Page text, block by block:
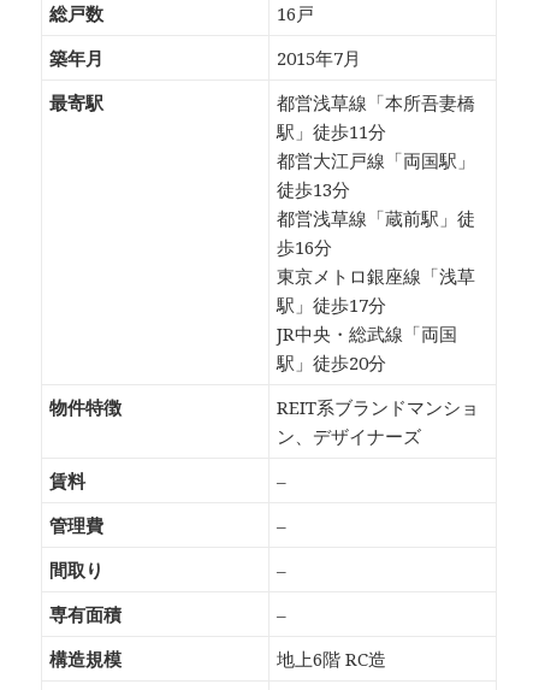
総戸数
16戸
築年月
2015年7月
最寄駅
都営浅草線「本所吾妻橋
駅」徒歩11分
都営大江戸線「両国駅」
徒歩13分
都営浅草線「蔵前駅」徒
歩16分
東京メトロ銀座線「浅草
駅」徒歩17分
JR中央・総武線「両国
駅」徒歩20分
物件特徴
REIT系ブランドマンショ
ン、デザイナーズ
賃料
–
管理費
–
間取り
–
専有面積
–
構造規模
地上6階 RC造